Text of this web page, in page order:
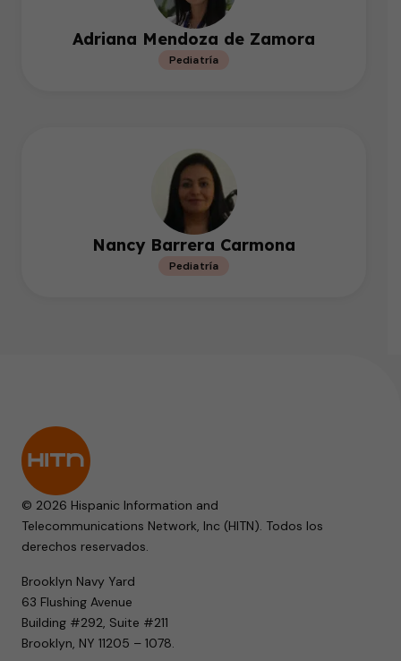
Adriana Mendoza de Zamora
Pediatría
Nancy Barrera Carmona
Pediatría
© 2026 Hispanic Information and
Telecommunications Network, Inc (HITN). Todos los
derechos reservados.
Brooklyn Navy Yard
63 Flushing Avenue
Building #292, Suite #211
Brooklyn, NY 11205 – 1078.